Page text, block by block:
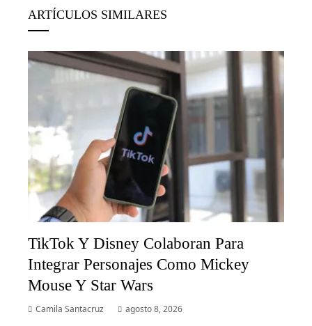
ARTÍCULOS SIMILARES
TikTok Y Disney Colaboran Para
Integrar Personajes Como Mickey
Mouse Y Star Wars
Camila Santacruz agosto 8, 2026